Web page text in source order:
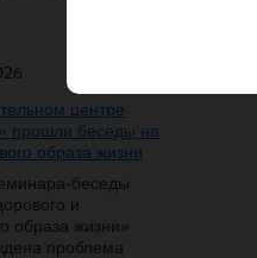
центре
прошли беседы на
образа жизни
беседы
и
образа жизни»
проблема